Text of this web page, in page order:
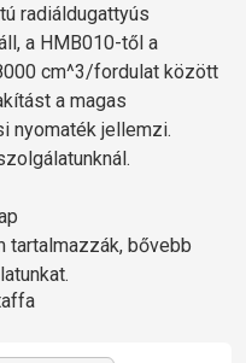
radiáldugattyús
a HMB010-től a
cm^3/fordulat között
a magas
nyomaték jellemzi.
tartalmazzák, bővebb